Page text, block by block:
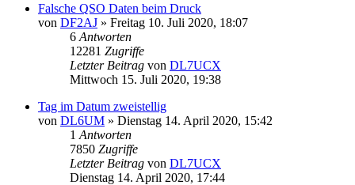
Falsche QSO Daten beim Druck
von DF2AJ » Freitag 10. Juli 2020, 18:07
6 Antworten
12281 Zugriffe
Letzter Beitrag von DL7UCX
Mittwoch 15. Juli 2020, 19:38
Tag im Datum zweistellig
von DL6UM » Dienstag 14. April 2020, 15:42
1 Antworten
7850 Zugriffe
Letzter Beitrag von DL7UCX
Dienstag 14. April 2020, 17:44